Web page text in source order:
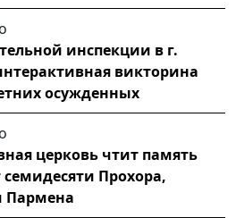
инспекции в г.
викторина
осужденных
церковь чтит память
семидесяти Прохора,
Пармена